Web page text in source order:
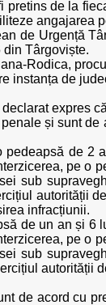
de la
angajarea
de Urgență
din Târgoviște.
Rodica,
instanța de
expres
și sunt
de
pe o
sub
autorității
infracțiunii.
de un an și
pe o
sub
autorității
de acord cu